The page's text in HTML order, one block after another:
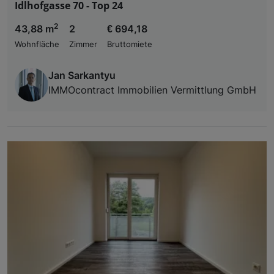
Idlhofgasse 70 - Top 24
43,88 m2
Wohnfläche
2
Zimmer
€ 694,18
Bruttomiete
Jan Sarkantyu
IMMOcontract Immobilien Vermittlung GmbH